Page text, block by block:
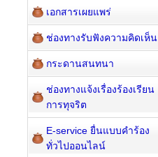
เอกสารเผยแพร่
ช่องทางรับฟังความคิดเห็น
กระดานสนทนา
ช่องทางแจ้งเรื่องร้องเรียน
การทุจริต
E-service ยื่นแบบคำร้อง
ทั่วไปออนไลน์